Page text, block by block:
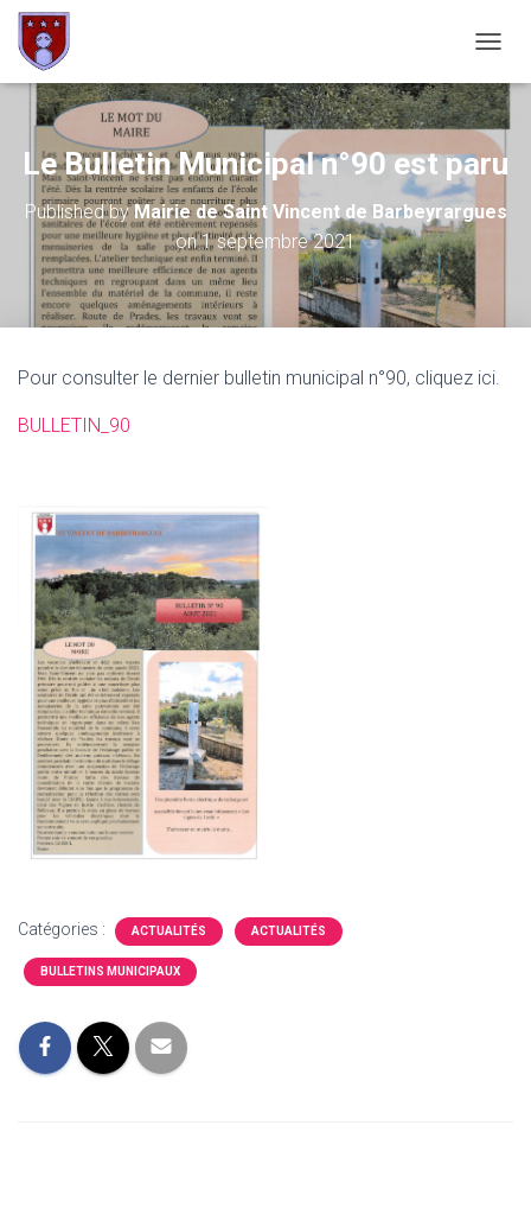
Le Bulletin Municipal n°90 est paru
Published byMairie de Saint Vincent de Barbeyrargues
on1 septembre 2021
Pour consulter le dernier bulletin municipal n°90, cliquez ici.
BULLETIN_90
Catégories : ACTUALITÉS ACTUALITÉS
BULLETINS MUNICIPAUX